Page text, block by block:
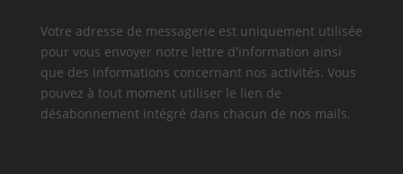
Votre adresse de messagerie est uniquement utilisée
pour vous envoyer notre lettre d'information ainsi
que des informations concernant nos activités. Vous
pouvez à tout moment utiliser le lien de
désabonnement intégré dans chacun de nos mails.